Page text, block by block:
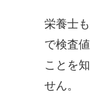
栄養士
で検査
ことを
せん。